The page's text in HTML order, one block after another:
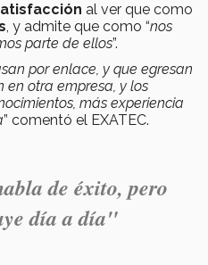
al ver que como
, y admite que como “nos
parte de ellos”.
por enlace, y que egresan
en otra empresa, y los
más experiencia
” comentó el EXATEC.
de éxito, pero
día a día"